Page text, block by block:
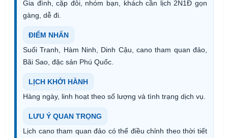
Gia đình, cặp đôi, nhóm bạn, khách cần lịch 2N1Đ gọn
gàng, dễ đi.
ĐIỂM NHẤN
Suối Tranh, Hàm Ninh, Dinh Cậu, cano tham quan đảo,
Bãi Sao, đặc sản Phú Quốc.
LỊCH KHỞI HÀNH
Hàng ngày, linh hoạt theo số lượng và tình trạng dịch vụ.
LƯU Ý QUAN TRỌNG
Lịch cano tham quan đảo có thể điều chỉnh theo thời tiết